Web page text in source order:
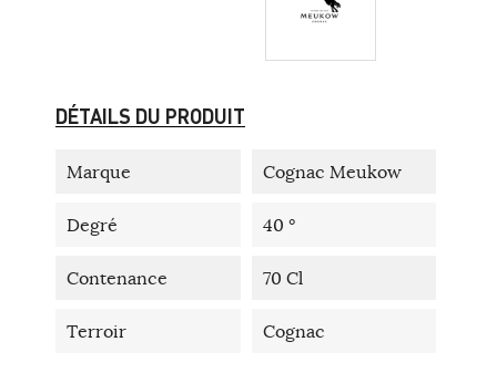
DÉTAILS DU PRODUIT
Marque Cognac Meukow
Degré 40 °
Contenance 70 Cl
Terroir Cognac